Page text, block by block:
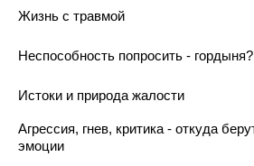
Жизнь с травмой
Неспособность попросить - гордыня?
Истоки и природа жалости
Агрессия, гнев, критика - откуда
эмоции